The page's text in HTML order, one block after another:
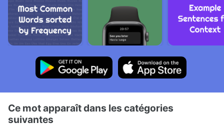
Ce mot apparaît dans les catégories
suivantes